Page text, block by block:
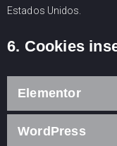
Estados Unidos.
6. Cookies
Elementor
WordPress